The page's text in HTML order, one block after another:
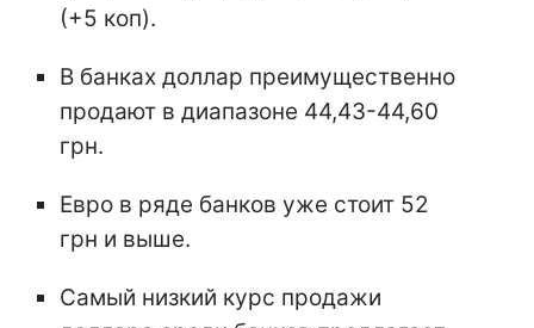
(+5 коп).
В банках доллар преимущественно
продают в диапазоне 44,43-44,60
грн.
Евро в ряде банков уже стоит 52
грн и выше.
Самый низкий курс продажи